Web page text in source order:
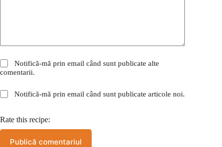
Notifică-mă prin email când sunt publicate alte
comentarii.
Notifică-mă prin email când sunt publicate articole noi.
Rate this recipe:
Publică comentariul